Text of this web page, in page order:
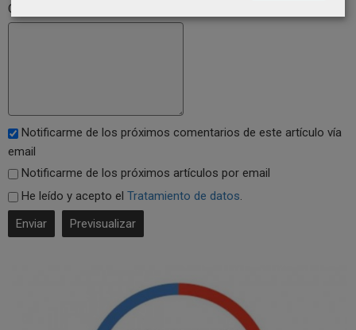
Comentario
Notificarme de los próximos comentarios de este artículo vía
email
Notificarme de los próximos artículos por email
He leído y acepto el Tratamiento de datos.